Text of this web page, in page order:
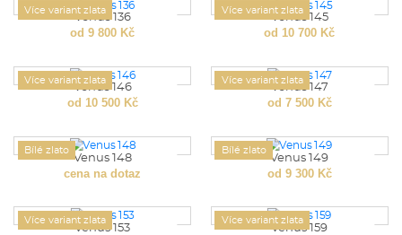
Venus 136
od 9 800 Kč
Více variant zlata
Venus 145
od 10 700 Kč
Více variant zlata
Venus 146
od 10 500 Kč
Více variant zlata
Venus 147
od 7 500 Kč
Více variant zlata
Venus 148
cena na dotaz
Bílé zlato
Venus 149
od 9 300 Kč
Bílé zlato
Venus 153
Více variant zlata
Venus 159
Více variant zlata